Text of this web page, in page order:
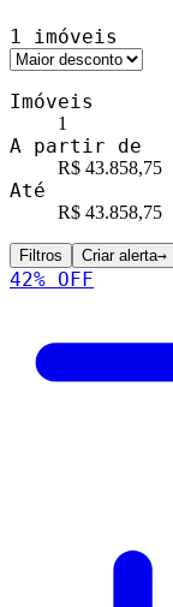
1 imóveis
Imóveis
1
A partir de
R$ 43.858,75
Até
R$ 43.858,75
Filtros Criar alerta→
42% OFF